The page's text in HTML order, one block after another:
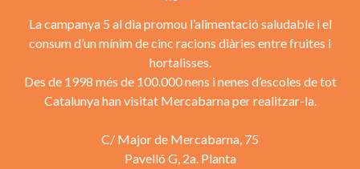
La campanya 5 al dia promou l’alimentació saludable i el
consum d’un mínim de cinc racions diàries entre fruites i
hortalisses.
Des de 1998 més de 100.000 nens i nenes d’escoles de tot
Catalunya han visitat Mercabarna per realitzar-la.
C/ Major de Mercabarna, 75
Pavelló G, 2a. Planta